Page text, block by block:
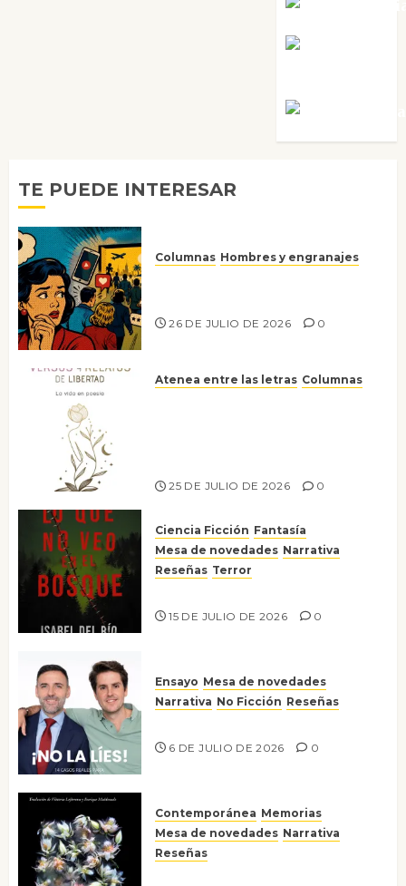
TE PUEDE INTERESAR
Columnas Hombres y engranajes
26 DE JULIO DE 2026 0
Atenea entre las letras Columnas
25 DE JULIO DE 2026 0
Ciencia Ficción Fantasía
Mesa de novedades Narrativa
Reseñas Terror
15 DE JULIO DE 2026 0
Ensayo Mesa de novedades
Narrativa No Ficción Reseñas
6 DE JULIO DE 2026 0
Contemporánea Memorias
Mesa de novedades Narrativa
Reseñas